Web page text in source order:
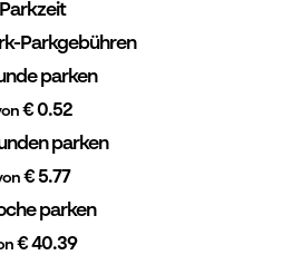
Parkzeit
Parkgebühren
parken
€ 0.52
parken
€ 5.77
parken
€ 40.39